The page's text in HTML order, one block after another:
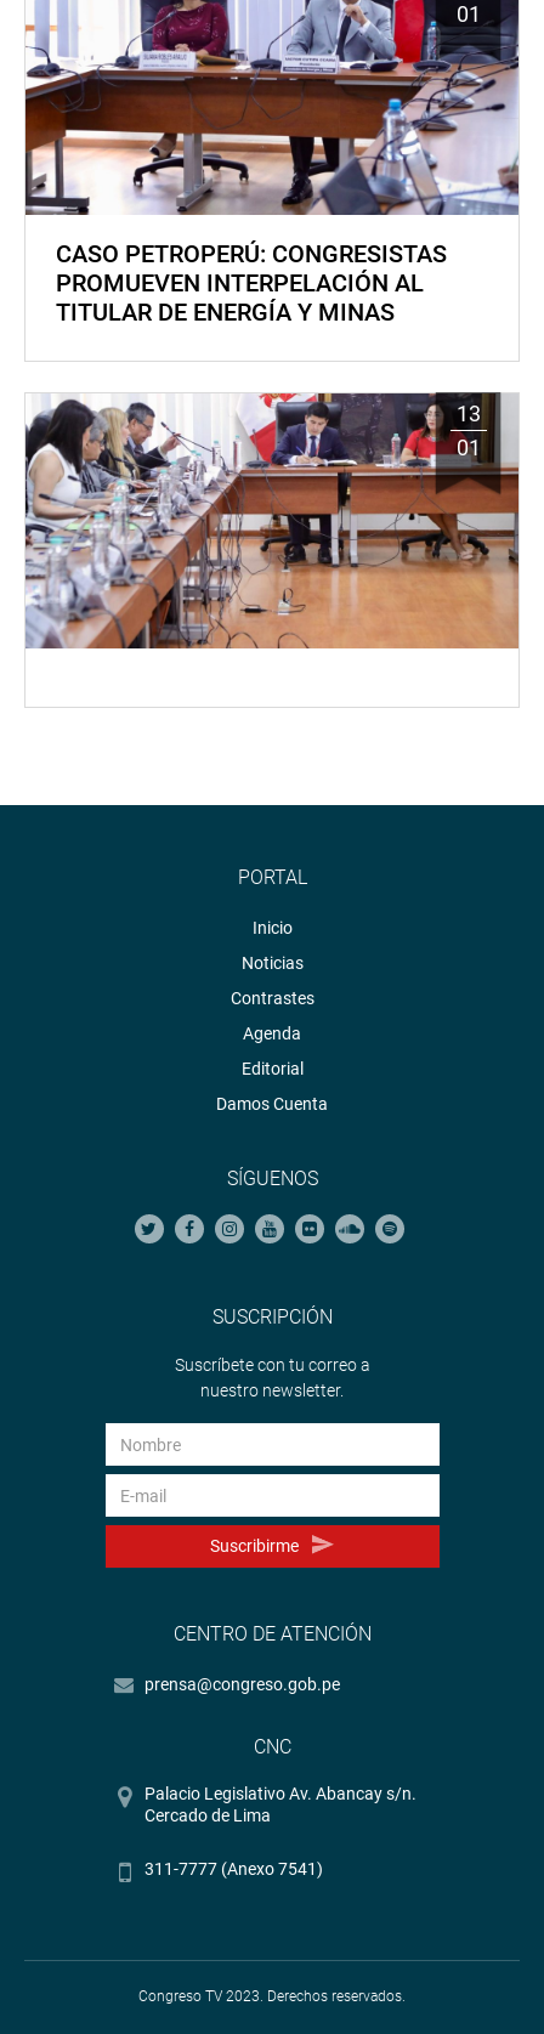
01
CASO PETROPERÚ: CONGRESISTAS
PROMUEVEN INTERPELACIÓN AL
TITULAR DE ENERGÍA Y MINAS
13
01
PORTAL
Inicio
Noticias
Contrastes
Agenda
Editorial
Damos Cuenta
SÍGUENOS
SUSCRIPCIÓN
Suscríbete con tu correo a
nuestro newsletter.
Suscribirme
CENTRO DE ATENCIÓN
prensa@congreso.gob.pe
CNC
Palacio Legislativo Av. Abancay s/n.
Cercado de Lima
311-7777 (Anexo 7541)
Congreso TV 2023. Derechos reservados.